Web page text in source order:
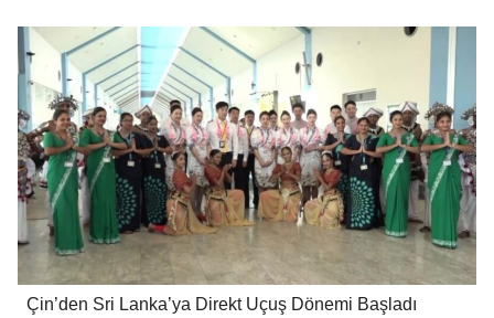
Çin’den Sri Lanka’ya Direkt Uçuş Dönemi Başladı